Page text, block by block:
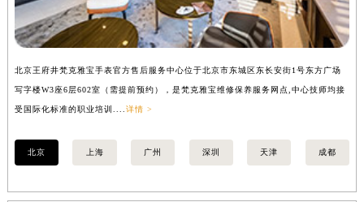
北京王府井梵克雅宝手表官方售后服务中心位于北京市东城区东长安街1号东方广场
写字楼W3座6层602室（需提前预约），是梵克雅宝维修保养服务网点,中心技师均接
受国际化标准的职业培训....详情 >
北京 上海 广州 深圳 天津 成都